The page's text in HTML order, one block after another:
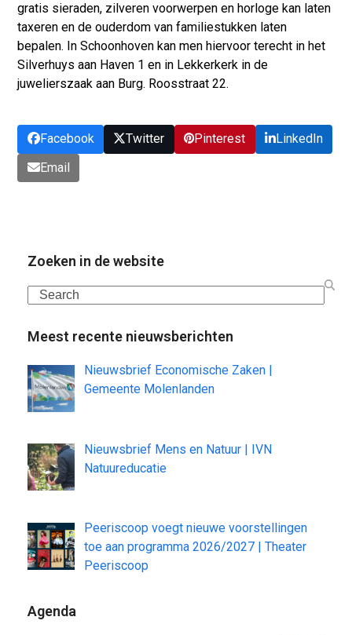
gratis sieraden, zilveren voorwerpen en horloge kan laten
taxeren en de ouderdom van familiestukken laten
bepalen. In Schoonhoven kan men hiervoor terecht in het
Silverhuys aan Haven 1 en in Lekkerkerk in de
juwelierszaak aan Burg. Roosstraat 22.
Facebook Twitter Pinterest
LinkedIn
Email
Zoeken in de website
Search
Meest recente nieuwsberichten
Nieuwsbrief Economische Zaken |
Gemeente Molenlanden
Nieuwsbrief Mens en Natuur | IVN
Natuureducatie
Peeriscoop voegt nieuwe voorstellingen
toe aan programma 2026/2027 | Theater
Peeriscoop
Agenda